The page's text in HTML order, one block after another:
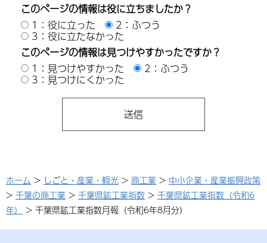
このページの情報は役に立ちましたか？
1：役に立った
2：ふつう
3：役に立たなかった
このページの情報は見つけやすかったですか？
1：見つけやすかった
2：ふつう
3：見つけにくかった
ホーム > しごと・産業・観光 > 商工業 > 中小企業・産業振興政策
> 千葉の商工業 > 千葉県鉱工業指数 > 千葉県鉱工業指数（令和6
年）
> 千葉県鉱工業指数月報（令和6年8月分）